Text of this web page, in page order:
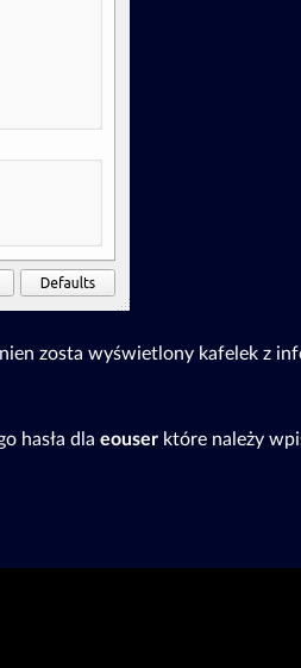
zosta wyświetlony kafelek z
hasła dla eouserktóre należy